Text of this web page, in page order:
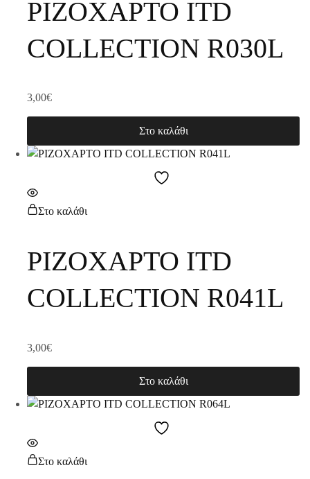
ΡΙΖΟΧΑΡΤΟ ITD
COLLECTION R030L
3,00€
Στο καλάθι
Στο καλάθι
ΡΙΖΟΧΑΡΤΟ ITD
COLLECTION R041L
3,00€
Στο καλάθι
Στο καλάθι